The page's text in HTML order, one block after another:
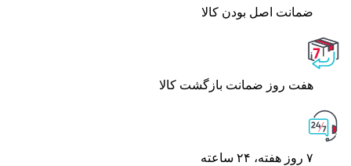
ﺿﻤﺎﻧﺖ اﺻﻞ ﺑﻮدن ﮐﺎﻟﺎ
هفت روز ضمانت بازگشت کالا
۷ روز ﻫﻔﺘﻪ، ۲۴ ﺳﺎﻋﺘﻪ